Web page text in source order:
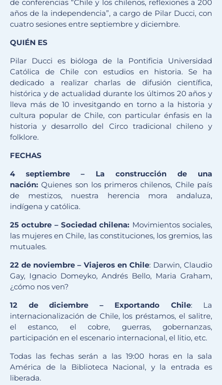
de conferencias “Chile y los chilenos, reflexiones a 200
años de la independencia”, a cargo de Pilar Ducci, con
cuatro sesiones entre septiembre y diciembre.
QUIÉN ES
Pilar Ducci es bióloga de la Pontificia Universidad
Católica de Chile con estudios en historia. Se ha
dedicado a realizar charlas de difusión científica,
histórica y de actualidad durante los últimos 20 años y
lleva más de 10 invesitgando en torno a la historia y
cultura popular de Chile, con particular énfasis en la
historia y desarrollo del Circo tradicional chileno y
folklore.
FECHAS
4 septiembre – La construcción de una
nación: Quienes son los primeros chilenos, Chile país
de mestizos, nuestra herencia mora andaluza,
indígena y católica.
25 octubre – Sociedad chilena: Movimientos sociales,
las mujeres en Chile, las constituciones, los gremios, las
mutuales.
22 de noviembre – Viajeros en Chile: Darwin, Claudio
Gay, Ignacio Domeyko, Andrés Bello, Maria Graham,
¿cómo nos ven?
12 de diciembre – Exportando Chile: La
internacionalización de Chile, los préstamos, el salitre,
el estanco, el cobre, guerras, gobernanzas,
participación en el escenario internacional, el litio, etc.
Todas las fechas serán a las 19:00 horas en la sala
América de la Biblioteca Nacional, y la entrada es
liberada.